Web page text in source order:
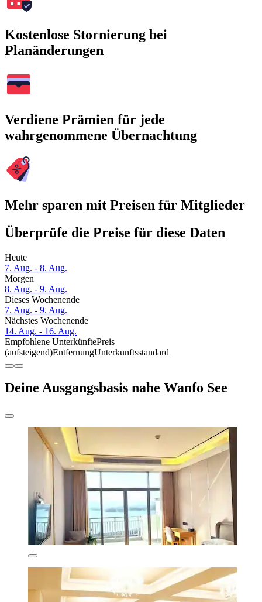
Kostenlose Stornierung bei
Planänderungen
Verdiene Prämien für jede
wahrgenommene Übernachtung
Mehr sparen mit Preisen für Mitglieder
Überprüfe die Preise für diese Daten
Heute
7. Aug. - 8. Aug.
Morgen
8. Aug. - 9. Aug.
Dieses Wochenende
7. Aug. - 9. Aug.
Nächstes Wochenende
14. Aug. - 16. Aug.
Empfohlene UnterkünftePreis
(aufsteigend)EntfernungUnterkunftsstandard
Deine Ausgangsbasis nahe Wanfo See